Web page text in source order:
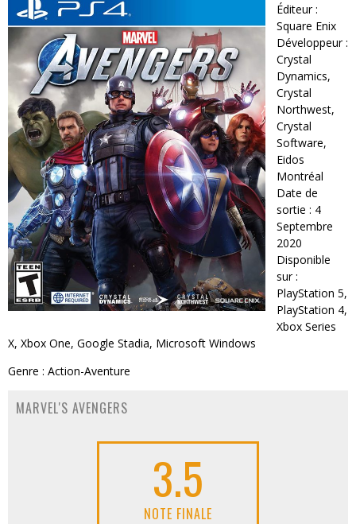
Éditeur :
Square Enix
Développeur :
Crystal
Dynamics,
Crystal
Northwest,
Crystal
Software,
Eidos
Montréal
Date de
sortie : 4
Septembre
2020
Disponible
sur :
PlayStation 5,
PlayStation 4,
Xbox Series
X, Xbox One, Google Stadia, Microsoft Windows
Genre : Action-Aventure
MARVEL'S AVENGERS
3.5
NOTE FINALE